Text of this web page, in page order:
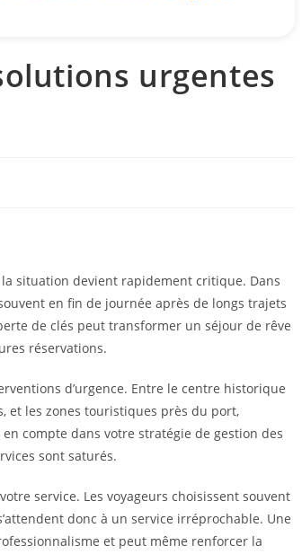
urgentes
situation devient rapidement critique. Dans
en fin de journée après de longs trajets
de clés peut transformer un séjour de rêve
réservations.
d’urgence. Entre le centre historique
et les zones touristiques près du port,
compte dans votre stratégie de gestion des
sont saturés.
service. Les voyageurs choisissent souvent
donc à un service irréprochable. Une
et peut même renforcer la